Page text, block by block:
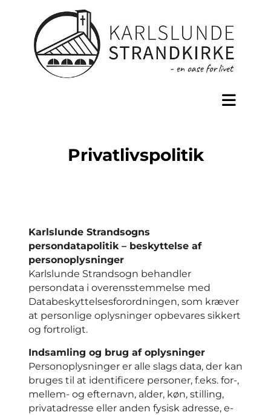
Privatlivspolitik
Karlslunde Strandsogns
persondatapolitik – beskyttelse af
personoplysninger
Karlslunde Strandsogn behandler
persondata i overensstemmelse med
Databeskyttelsesforordningen, som kræver
at personlige oplysninger opbevares sikkert
og fortroligt.
Indsamling og brug af oplysninger
Personoplysninger er alle slags data, der kan
bruges til at identificere personer, f.eks. for-,
mellem- og efternavn, alder, køn, stilling,
privatadresse eller anden fysisk adresse, e-